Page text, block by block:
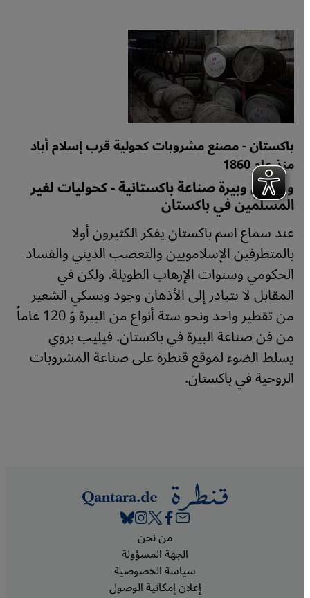
باكستان - مصنع مشروبات كحولية قرب إسلام أباد
منذ عام 1860
ويسكي وبيرة صناعة باكستانية - كحوليات لغير
المسلمين في باكستان
عند سماع اسم باكستان يفكر الكثيرون أولا
بالمتطرفين الإسلامويين والتعصب الديني والفساد
الحكومي وسنوات الإرهاب الطويلة. ولكن في
المقابل لا يتبادر إلى الأذهان وجود ويسكي الشعير
من تقطير واحد ونحو ستة أنواع من البيرة وَ 120 عاماً
من فن صناعة البيرة في باكستان. فيليب بروي
يسلط الضوء لموقع قنطرة على صناعة المشروبات
الروحية في باكستان.
Footer
من نحن
الجهة المسؤولة
سياسة الخصوصية
إعلان إمكانية الوصول